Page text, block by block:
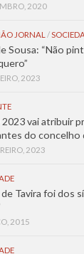
2020
JORNAL /
Sousa: “Não
2023
vai atribuir
do concelho
2023
de Tavira foi dos
2015